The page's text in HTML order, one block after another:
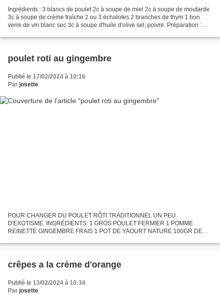
Ingrédients : 3 blancs de poulet 2c à soupe de miel 2c à soupe de moutarde
3c à soupe de crème fraîche 2 ou 3 échalotes 2 branches de thym 1 bon
verre de vin blanc sec 3c à soupe d'huile d'olive sel, poivre. Préparation :
poulet roti au gingembre
Publié le 17/02/2024 à 10:16
Par josette
POUR CHANGER DU POULET RÔTI TRADITIONNEL UN PEU
D'EXOTISME. INGRÉDIENTS: 1 GROS POULET FERMIER 1 POMME
REINETTE GINGEMBRE FRAIS 1 POT DE YAOURT NATURE 100GR DE
préchauffer le four a 200°c. pelez...
crêpes a la crème d'orange
Publié le 13/02/2024 à 10:34
Par josette